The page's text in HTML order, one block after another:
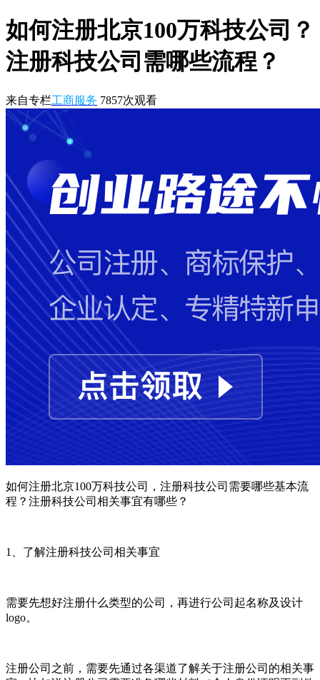
如何注册北京100万科技公司？
注册科技公司需哪些流程？
来自专栏工商服务 7857次观看
如何注册北京100万科技公司，注册科技公司需要哪些基本流
程？注册科技公司相关事宜有哪些？
1、了解注册科技公司相关事宜
需要先想好注册什么类型的公司，再进行公司起名称及设计
logo。
注册公司之前，需要先通过各渠道了解关于注册公司的相关事